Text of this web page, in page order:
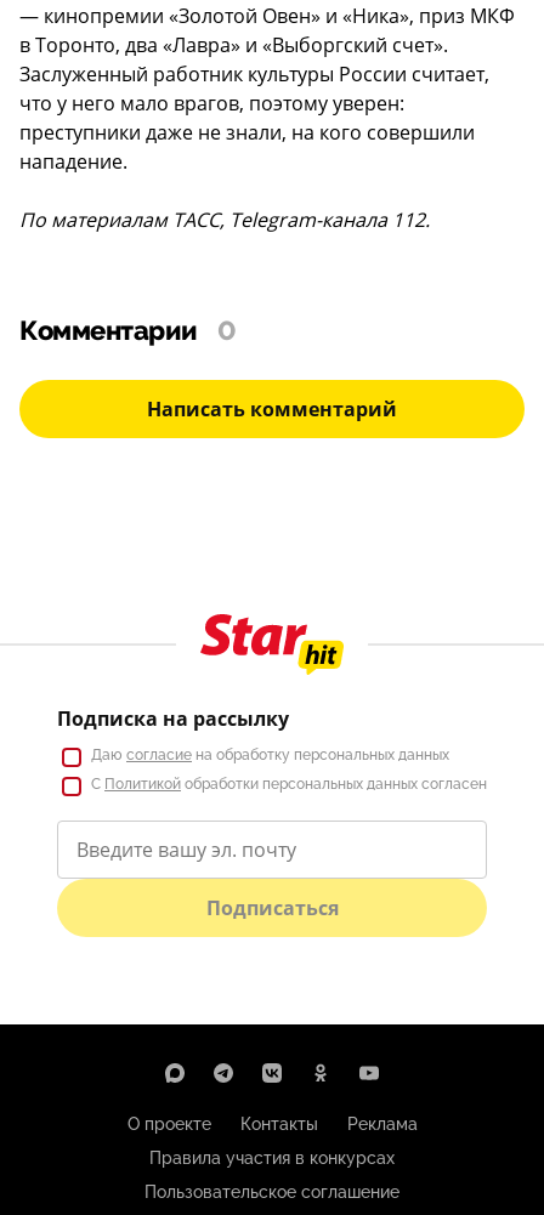
— кинопремии «Золотой Овен» и «Ника», приз МКФ
в Торонто, два «Лавра» и «Выборгский счет».
Заслуженный работник культуры России считает,
что у него мало врагов, поэтому уверен:
преступники даже не знали, на кого совершили
нападение.
По материалам ТАСС, Telegram-канала 112.
Комментарии 0
Написать комментарий
Подписка на рассылку
Даю согласие на обработку персональных данных
С Политикой обработки персональных данных согласен
Подписаться
О проекте Контакты
Реклама
Правила участия в конкурсах
Пользовательское соглашение